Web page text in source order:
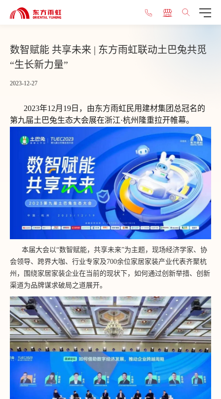
数智赋能 共享未来 | 东方雨虹联动土巴兔共觅
“生长新力量”
2023-12-27
2023年12月19日，由东方雨虹民用建材集团总冠名的
第九届土巴兔生态大会展在浙江·杭州隆重拉开帷幕。
本届大会以“数智赋能，共享未来”为主题，现场经济学家、协
会领导、跨界大咖、行业专家及700余位家居家装产业代表齐聚杭
州，围绕家居家装企业在当前的现状下，如何通过创新举措、创新
渠道为品牌谋求破局之道展开。